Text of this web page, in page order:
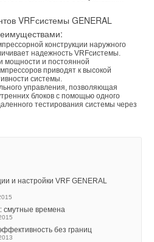
VRFсистемы GENERAL
конструкции наружного
надежность VRFсистемы.
мощности и постоянной
приводят к высокой
системы.
управления, позволяющая
блоков с помощью одного
тестирования системы через
и настройки VRF GENERAL
смутные времена
без границ